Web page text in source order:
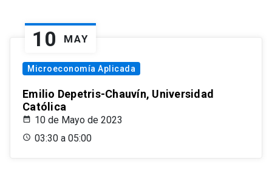
10 MAY
Microeconomía Aplicada
Emilio Depetris-Chauvín, Universidad
Católica
10 de Mayo de 2023
03:30 a 05:00